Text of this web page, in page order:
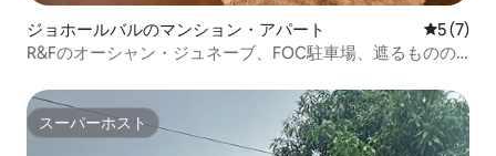
ジョホールバルのマンション・アパート レビュー
5 (7)
R&Fのオーシャン・ジュネーブ、FOC駐車場、遮るものの
スーパーホスト
スーパーホスト